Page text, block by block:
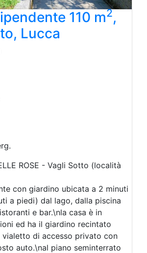
110 m2,
Lucca
ROSE - Vagli Sotto (località
con giardino ubicata a 2 minuti
a piedi) dal lago, dalla piscina
e bar.\nla casa è in
ed ha il giardino recintato
di accesso privato con
auto.\nal piano seminterrato